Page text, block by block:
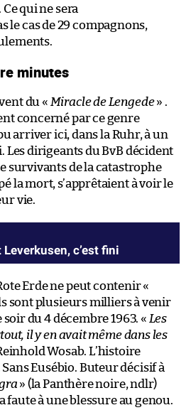
qui ne sera
le cas de 29 compagnons,
minutes
du « Miracle de Lengede» .
concerné par ce genre
arriver ici, dans la Ruhr, à un
Les dirigeants du BvB décident
survivants de la catastrophe
la mort, s’apprêtaient à voir le
vie.
c’est fini
Erde ne peut contenir «
sont plusieurs milliers à venir
du 4 décembre 1963. « Les
il y en avait même dans les
Wosab. L’histoire
Eusébio. Buteur décisif à
» (la Panthère noire, ndlr)
à une blessure au genou.